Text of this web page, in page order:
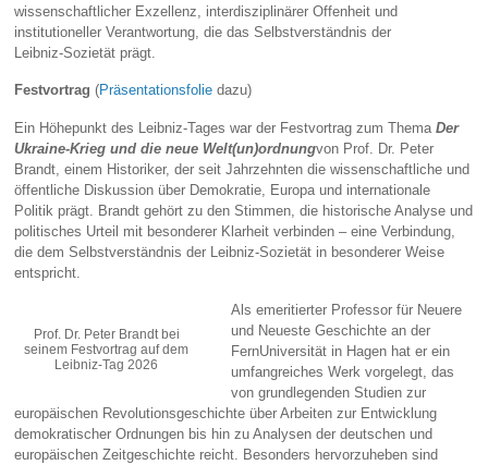
wissenschaftlicher Exzellenz, interdisziplinärer Offenheit und
institutioneller Verantwortung, die das Selbstverständnis der
Leibniz‑Sozietät prägt.
Festvortrag(Präsentationsfolie dazu)
Ein Höhepunkt des Leibniz‑Tages war der Festvortrag zum ThemaDer
Ukraine-Krieg und die neue Welt(un)ordnungvon Prof. Dr. Peter
Brandt, einem Historiker, der seit Jahrzehnten die wissenschaftliche und
öffentliche Diskussion über Demokratie, Europa und internationale
Politik prägt. Brandt gehört zu den Stimmen, die historische Analyse und
politisches Urteil mit besonderer Klarheit verbinden – eine Verbindung,
die dem Selbstverständnis der Leibniz‑Sozietät in besonderer Weise
entspricht.
Prof. Dr. Peter Brandt bei
seinem Festvortrag auf dem
Leibniz-Tag 2026
Als emeritierter Professor für Neuere
und Neueste Geschichte an der
FernUniversität in Hagen hat er ein
umfangreiches Werk vorgelegt, das
von grundlegenden Studien zur
europäischen Revolutionsgeschichte über Arbeiten zur Entwicklung
demokratischer Ordnungen bis hin zu Analysen der deutschen und
europäischen Zeitgeschichte reicht. Besonders hervorzuheben sind